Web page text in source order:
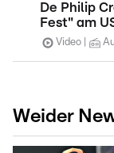
De Philip
Fest" am
Video
Weider